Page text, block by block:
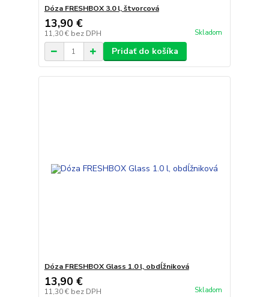
Dóza FRESHBOX 3.0 l, štvorcová
13,90 €
11,30 € bez DPH Skladom
Pridať do košíka
Dóza FRESHBOX Glass 1.0 l, obdĺžniková
13,90 €
11,30 € bez DPH Skladom